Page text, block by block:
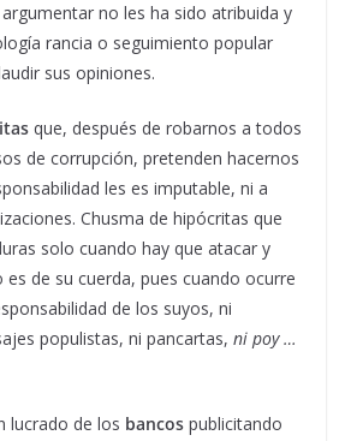
no les ha sido atribuida y
rancia o seguimiento popular
sus opiniones.
que, después de robarnos a todos
de corrupción, pretenden hacernos
les es imputable, ni a
Chusma de hipócritas que
solo cuando hay que atacar y
es de su cuerda, pues cuando ocurre
de los suyos, ni
populistas, ni pancartas, ni poy …
lucrado de los bancos publicitando